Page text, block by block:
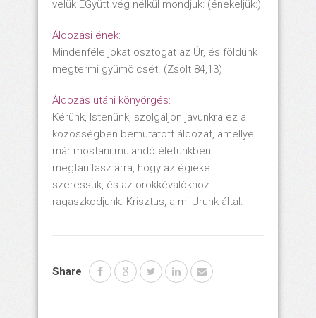
velük EGyütt vég nélkül mondjuk: (énekeljük:)
Áldozási ének:
Mindenféle jókat osztogat az Úr, és földünk
megtermi gyümölcsét. (Zsolt 84,13)
Áldozás utáni könyörgés:
Kérünk, Istenünk, szolgáljon javunkra ez a
közösségben bemutatott áldozat, amellyel
már mostani mulandó életünkben
megtanítasz arra, hogy az égieket
szeressük, és az örökkévalókhoz
ragaszkodjunk. Krisztus, a mi Urunk által.
Share